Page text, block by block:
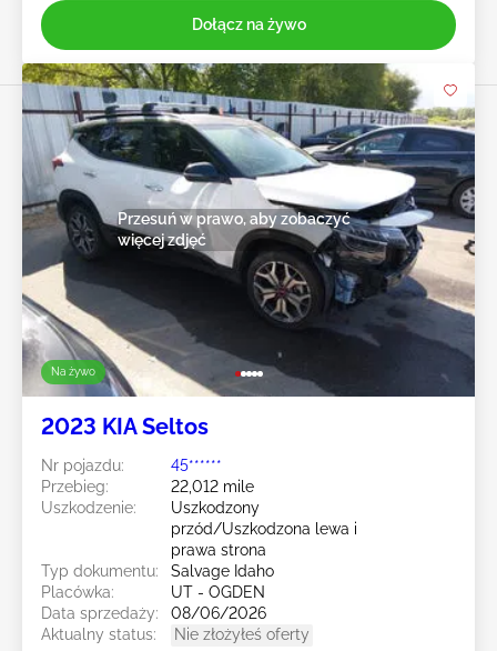
Dołącz na żywo
Na żywo
Przesuń w prawo, aby zobaczyć
więcej zdjęć
2023 KIA Seltos
Nr pojazdu:
45******
Przebieg:
22,012 mile
Uszkodzenie:
Uszkodzony
przód/Uszkodzona lewa i
prawa strona
Typ dokumentu:
Salvage Idaho
Placówka:
UT - OGDEN
Data sprzedaży:
08/06/2026
Aktualny status:
Nie złożyłeś oferty